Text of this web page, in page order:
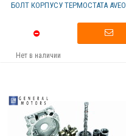
БОЛТ КОРПУСУ ТЕРМОСТАТА AVEO
Нет в наличии